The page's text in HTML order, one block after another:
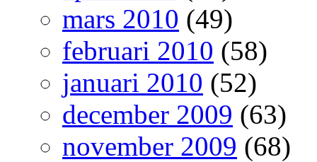
mars 2010 (49)
februari 2010 (58)
januari 2010 (52)
december 2009 (63)
november 2009 (68)